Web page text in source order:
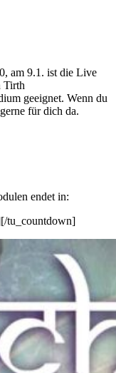
am 9.1. ist die Live
Tirth
geeignet. Wenn du
für dich da.
endet in:
tu_countdown]